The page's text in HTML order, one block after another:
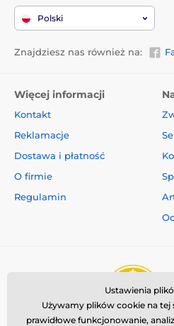
Polski
Znajdziesz nas również na:
Więcej informacji
Kontakt
Reklamacje
Dostawa i płatność
O firmie
Regulamin
Ustawienia
Używamy plików cookie na tej
prawidłowe funkcjonowanie,